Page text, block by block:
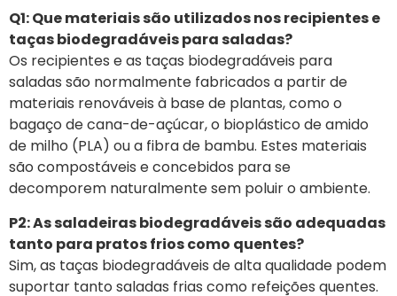
Q1: Que materiais são utilizados nos recipientes e
taças biodegradáveis para saladas?
Os recipientes e as taças biodegradáveis para
saladas são normalmente fabricados a partir de
materiais renováveis à base de plantas, como o
bagaço de cana-de-açúcar, o bioplástico de amido
de milho (PLA) ou a fibra de bambu. Estes materiais
são compostáveis e concebidos para se
decomporem naturalmente sem poluir o ambiente.
P2: As saladeiras biodegradáveis são adequadas
tanto para pratos frios como quentes?
Sim, as taças biodegradáveis de alta qualidade podem
suportar tanto saladas frias como refeições quentes.